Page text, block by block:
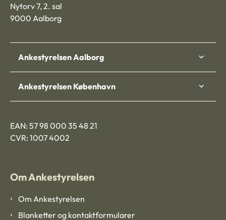
Nytorv 7, 2. sal
9000 Aalborg
Ankestyrelsen Aalborg
Ankestyrelsen København
EAN: 57 98 000 35 48 21
CVR: 1007 4002
Om Ankestyrelsen
Om Ankestyrelsen
Blanketter og kontaktformularer